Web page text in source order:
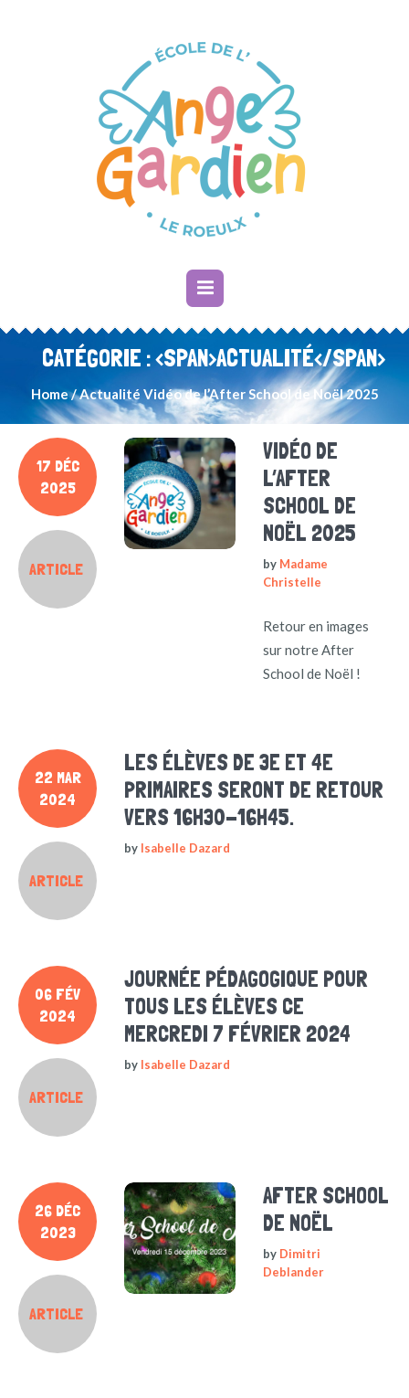
CATÉGORIE : <SPAN>ACTUALITÉ</SPAN>
Home/Actualité Vidéo de l’After School de Noël 2025
17 DÉC
2025
ARTICLE
VIDÉO DE
L’AFTER
SCHOOL DE
NOËL 2025
by Madame
Christelle
Retour en images
sur notre After
School de Noël !
22 MAR
2024
ARTICLE
LES ÉLÈVES DE 3E ET 4E
PRIMAIRES SERONT DE RETOUR
VERS 16H30-16H45.
by Isabelle Dazard
06 FÉV
2024
ARTICLE
JOURNÉE PÉDAGOGIQUE POUR
TOUS LES ÉLÈVES CE
MERCREDI 7 FÉVRIER 2024
by Isabelle Dazard
26 DÉC
2023
ARTICLE
AFTER SCHOOL
DE NOËL
by Dimitri
Deblander